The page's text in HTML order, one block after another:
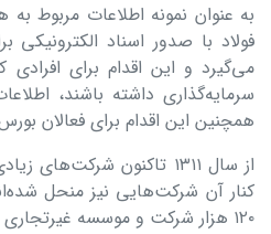
به عنوان نمونه اطلاعات مربوط
فولاد با صدور اسناد
می‌گیرد و این اقدام برای
سرمایه‌گذاری داشته باشند،
همچنین این اقدام برای فعالان
از سال ۱۳۱۱ تاکنون
۱۲۰ هزار شرکت و موسسه غیرتجاری ثبت شده در کشور داریم.